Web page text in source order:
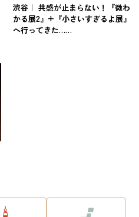
渋谷｜ 共感が止まらない！『微わ
かる展2』+『小さいすぎるよ展』
へ行ってきた……